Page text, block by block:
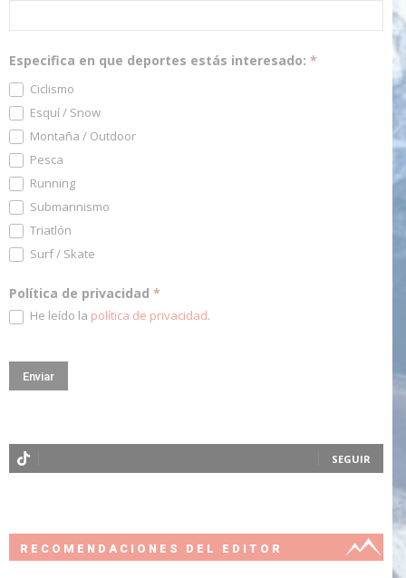
Especifica en que deportes estás interesado: *
Ciclismo
Esquí / Snow
Montaña / Outdoor
Pesca
Running
Submarinismo
Triatlón
Surf / Skate
Política de privacidad *
He leído la política de privacidad.
SEGUIR
RECOMENDACIONES DEL EDITOR